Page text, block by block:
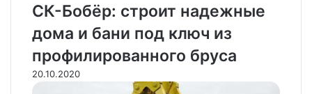
СК-Бобёр: строит надежные
дома и бани под ключ из
профилированного бруса
20.10.2020